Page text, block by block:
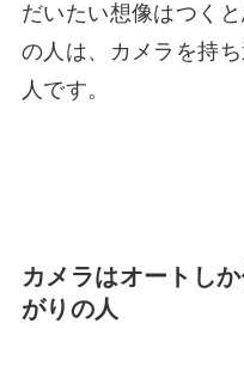
だいたい想像はつく
の人は、カメラを持
人です。
カメラはオートし
がりの人